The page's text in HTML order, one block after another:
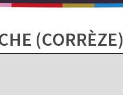
(CORRÈZE)